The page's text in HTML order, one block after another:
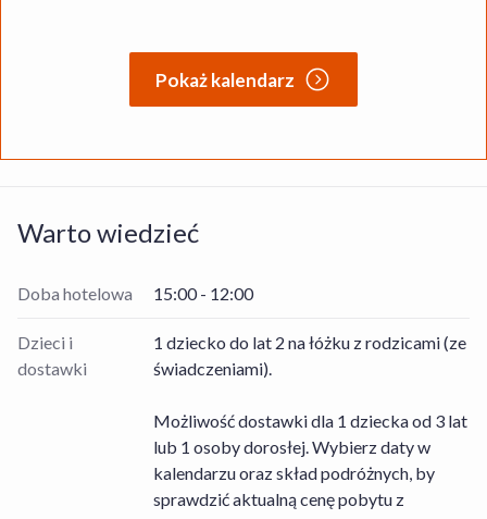
Pokaż kalendarz
Warto wiedzieć
Doba hotelowa 15:00 - 12:00
Dzieci i
dostawki
1 dziecko do lat 2 na łóżku z rodzicami (ze
świadczeniami).
Możliwość dostawki dla 1 dziecka od 3 lat
lub 1 osoby dorosłej. Wybierz daty w
kalendarzu oraz skład podróżnych, by
sprawdzić aktualną cenę pobytu z